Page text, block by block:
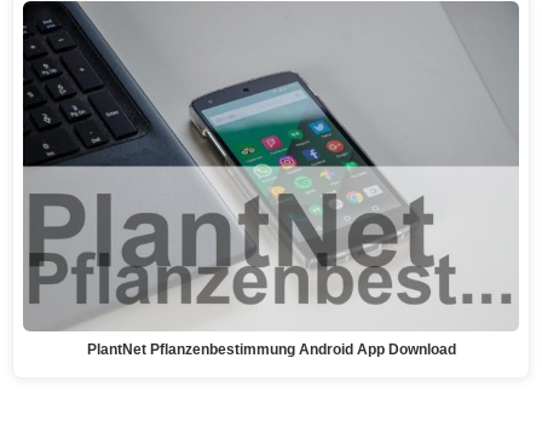
PlantNet Pflanzenbestimmung Android App Download